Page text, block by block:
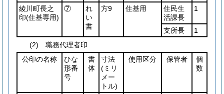
綾川町長之
印(住基専用)
⑦
れ
い
書
方9 住基用
住民生
活課長
1
支所長
1
(2) 職務代理者印
公印の名称
ひな
形番
号
書
体
寸法
(ミリ
メー
トル)
使用区分 保管者
個
数